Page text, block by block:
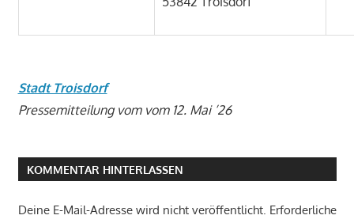
Stadt Troisdorf
Pressemitteilung vom vom 12. Mai ’26
KOMMENTAR HINTERLASSEN
Deine E-Mail-Adresse wird nicht veröffentlicht. Erforderliche